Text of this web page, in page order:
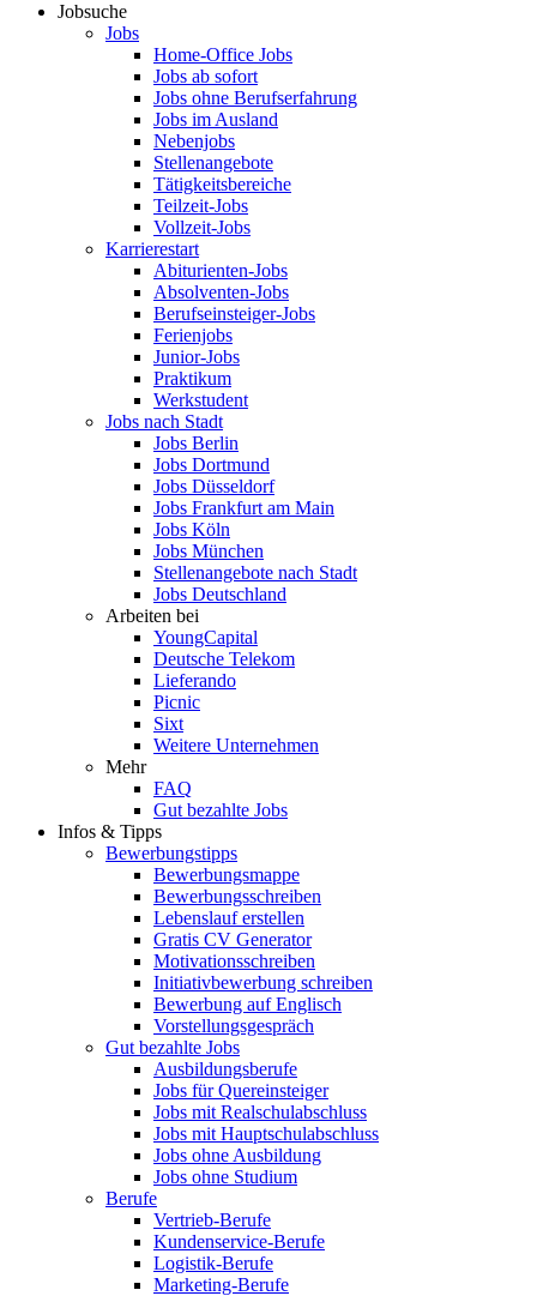
Jobsuche
Jobs
Home-Office Jobs
Jobs ab sofort
Jobs ohne Berufserfahrung
Jobs im Ausland
Nebenjobs
Stellenangebote
Tätigkeitsbereiche
Teilzeit-Jobs
Vollzeit-Jobs
Karrierestart
Abiturienten-Jobs
Absolventen-Jobs
Berufseinsteiger-Jobs
Ferienjobs
Junior-Jobs
Praktikum
Werkstudent
Jobs nach Stadt
Jobs Berlin
Jobs Dortmund
Jobs Düsseldorf
Jobs Frankfurt am Main
Jobs Köln
Jobs München
Stellenangebote nach Stadt
Jobs Deutschland
Arbeiten bei
YoungCapital
Deutsche Telekom
Lieferando
Picnic
Sixt
Weitere Unternehmen
Mehr
FAQ
Gut bezahlte Jobs
Infos & Tipps
Bewerbungstipps
Bewerbungsmappe
Bewerbungsschreiben
Lebenslauf erstellen
Gratis CV Generator
Motivationsschreiben
Initiativbewerbung schreiben
Bewerbung auf Englisch
Vorstellungsgespräch
Gut bezahlte Jobs
Ausbildungsberufe
Jobs für Quereinsteiger
Jobs mit Realschulabschluss
Jobs mit Hauptschulabschluss
Jobs ohne Ausbildung
Jobs ohne Studium
Berufe
Vertrieb-Berufe
Kundenservice-Berufe
Logistik-Berufe
Marketing-Berufe